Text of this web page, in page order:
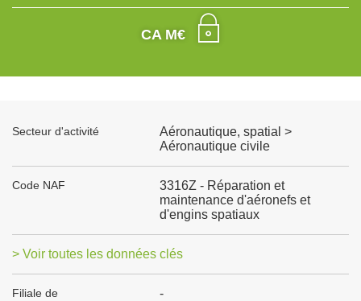
CA M€
Secteur d'activité
Aéronautique, spatial >
Aéronautique civile
Code NAF
3316Z - Réparation et
maintenance d'aéronefs et
d'engins spatiaux
> Voir toutes les données clés
Filiale de -